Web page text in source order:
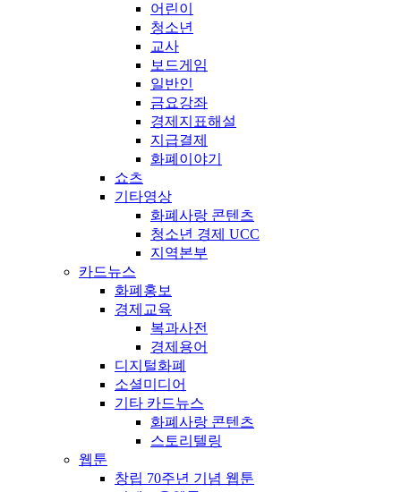
어린이
청소년
교사
보드게임
일반인
금요강좌
경제지표해설
지급결제
화폐이야기
쇼츠
기타영상
화폐사랑 콘텐츠
청소년 경제 UCC
지역본부
카드뉴스
화폐홍보
경제교육
복과사전
경제용어
디지털화폐
소셜미디어
기타 카드뉴스
화폐사랑 콘텐츠
스토리텔링
웹툰
창립 70주년 기념 웹툰